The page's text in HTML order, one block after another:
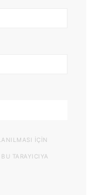
IÇIN
TARAYICIYA